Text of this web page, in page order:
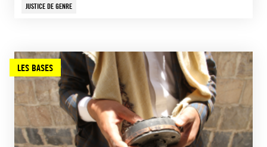
JUSTICE DE GENRE
LES BASES